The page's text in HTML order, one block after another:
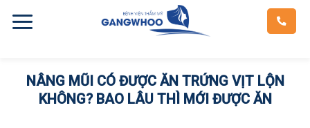
NÂNG MŨI CÓ ĐƯỢC ĂN TRỨNG VỊT LỘN
KHÔNG? BAO LÂU THÌ MỚI ĐƯỢC ĂN